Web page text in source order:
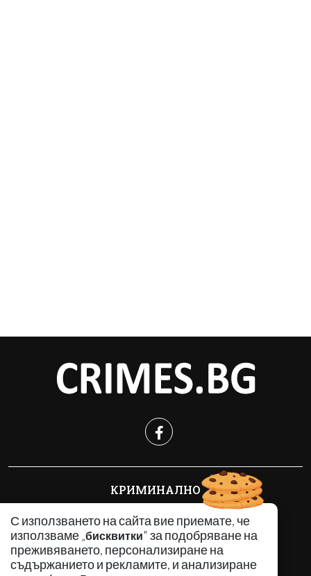
С използването на сайта вие приемате, че
използваме „бисквитки" за подобряване на
преживяването, персонализиране на
съдържанието и рекламите, и анализиране
КРИМИНАЛНО
ИНЦИДЕНТИ
АНАЛИЗИ
ПО СВЕТА
ВОДЕЩИ ТЕМИ